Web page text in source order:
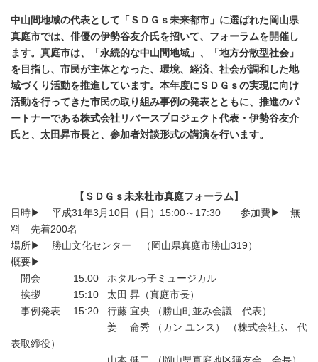
中山間地域の代表として「ＳＤＧｓ未来都市」に選ばれた岡山県
真庭市では、俳優の伊勢谷友介氏を招いて、フォーラムを開催し
ます。真庭市は、「永続的な中山間地域」、「地方分散型社会」
を目指し、市民が主体となった、環境、経済、社会が調和した地
域づくり活動を推進しています。本年度にＳＤＧｓの実現に向け
活動を行ってきた市民の取り組み事例の発表とともに、推進のパ
ートナーである株式会社リバースプロジェクト代表・伊勢谷友介
氏と、太田昇市長と、参加者対談形式の講演を行います。
【ＳＤＧｓ未来杜市真庭フォーラム】
日時▶ 平成31年3月10日（日）15:00～17:30 参加費▶ 無
料 先着200名
場所▶ 勝山文化センター （岡山県真庭市勝山319）
概要▶
開会 15:00 ホタルっ子ミュージカル
挨拶 15:10 太田 昇（真庭市長）
事例発表 15:20 行藤 宜央 （勝山町並み会議 代表）
姜 侖秀 （カン ユンス） （株式会社ふ 代
表取締役）